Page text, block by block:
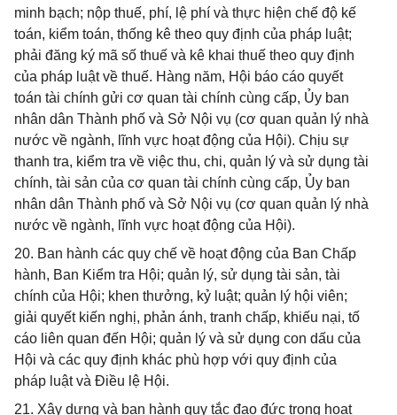
minh bạch; nộp thuế, phí, lệ phí và thực hiện chế độ kế
toán, kiểm toán, thống kê theo quy định của pháp luật;
phải đăng ký mã số thuế và kê khai thuế theo quy định
của pháp luật về thuế. Hàng năm, Hội báo cáo quyết
toán tài chính gửi cơ quan tài chính cùng cấp, Ủy ban
nhân dân Thành phố và Sở Nội vụ (cơ quan quản lý nhà
nước về ngành, lĩnh vực hoạt động của Hội). Chịu sự
thanh tra, kiểm tra về việc thu, chi, quản lý và sử dụng tài
chính, tài sản của cơ quan tài chính cùng cấp, Ủy ban
nhân dân Thành phố và Sở Nội vụ (cơ quan quản lý nhà
nước về ngành, lĩnh vực hoạt động của Hội).
20. Ban hành các quy chế về hoạt động của Ban Chấp
hành, Ban Kiểm tra Hội; quản lý, sử dụng tài sản, tài
chính của Hội; khen thưởng, kỷ luật; quản lý hội viên;
giải quyết kiến nghị, phản ánh, tranh chấp, khiếu nại, tố
cáo liên quan đến Hội; quản lý và sử dụng con dấu của
Hội và các quy định khác phù hợp với quy định của
pháp luật và Điều lệ Hội.
21. Xây dựng và ban hành quy tắc đạo đức trong hoạt